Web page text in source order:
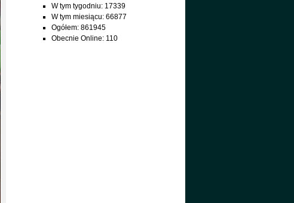
W tym tygodniu: 17339
W tym miesiącu: 66877
Ogółem: 861945
Obecnie Online: 110